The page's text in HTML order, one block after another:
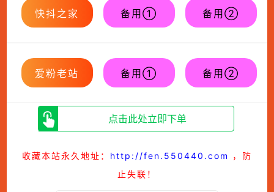
快抖之家 备用① 备用②
爱粉老站 备用① 备用②
点击此处立即下单
收藏本站永久地址： http://fen.550440.com
，防
止失联！